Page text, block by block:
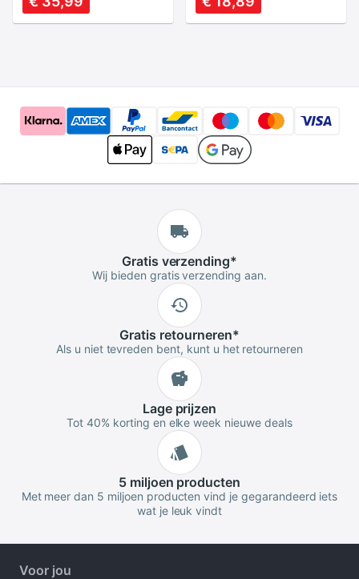
Speelgoed
Bescherming
Gratis verzending*
Wij bieden gratis verzending aan.
Gratis retourneren*
Als u niet tevreden bent, kunt u het retourneren
Lageprijzen
Tot 40% korting en elke week nieuwe deals
5 miljoen producten
Met meer dan 5 miljoen producten vind je gegarandeerd iets
wat je leuk vindt
Voor jou